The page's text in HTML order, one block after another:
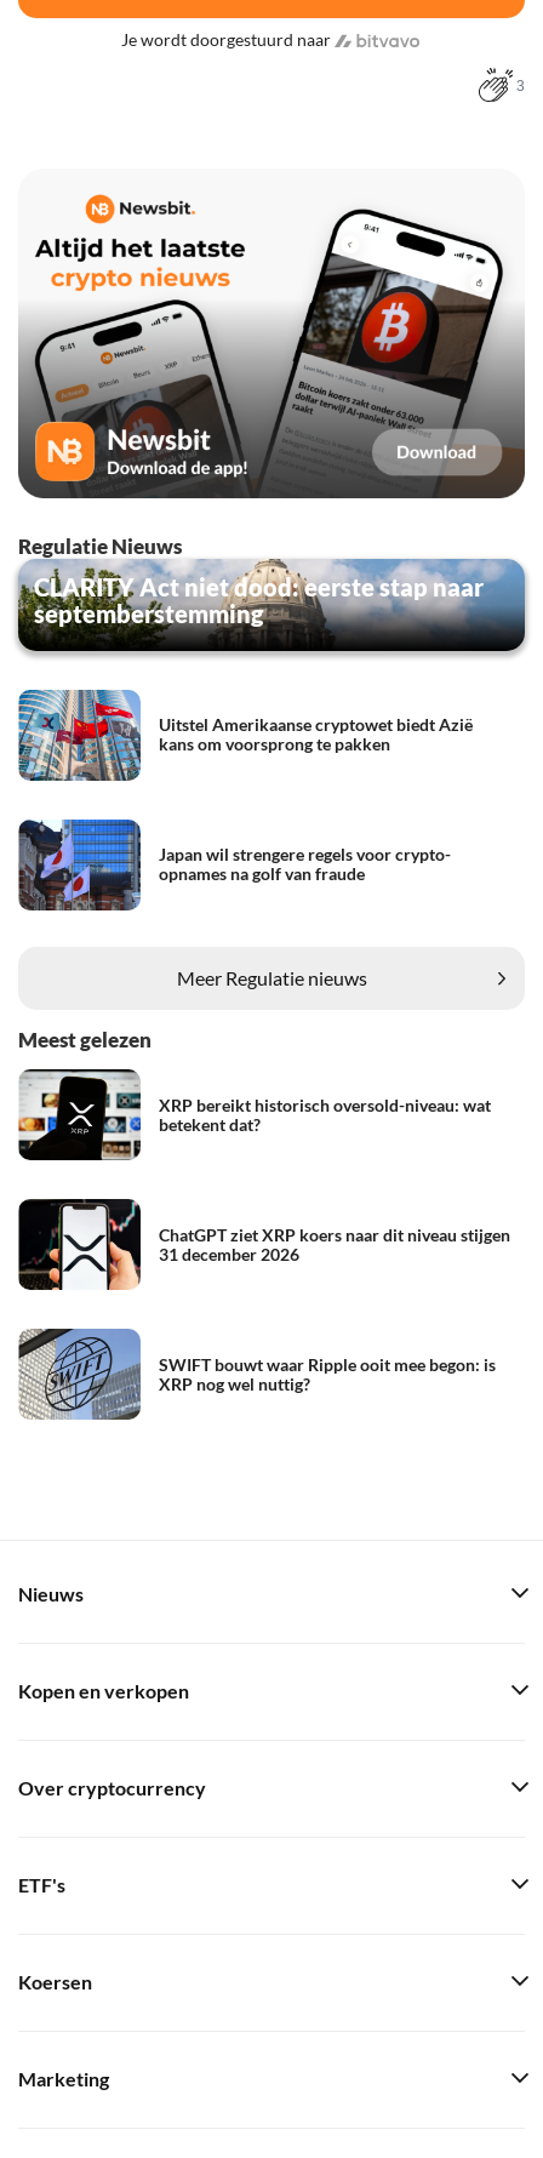
Je wordt doorgestuurd naar
3
Regulatie Nieuws
CLARITY Act niet dood: eerste stap naar
septemberstemming
Uitstel Amerikaanse cryptowet biedt Azië
kans om voorsprong te pakken
Japan wil strengere regels voor crypto-
opnames na golf van fraude
Meer Regulatie nieuws
Meest gelezen
XRP bereikt historisch oversold-niveau: wat
betekent dat?
ChatGPT ziet XRP koers naar dit niveau stijgen
31 december 2026
SWIFT bouwt waar Ripple ooit mee begon: is
XRP nog wel nuttig?
Nieuws
Kopen en verkopen
Over cryptocurrency
ETF's
Koersen
Marketing